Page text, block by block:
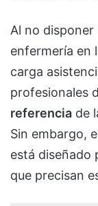
Al no
enfermería en
carga
profesionales
referencia de
Sin embargo,
está diseñado
que precisan